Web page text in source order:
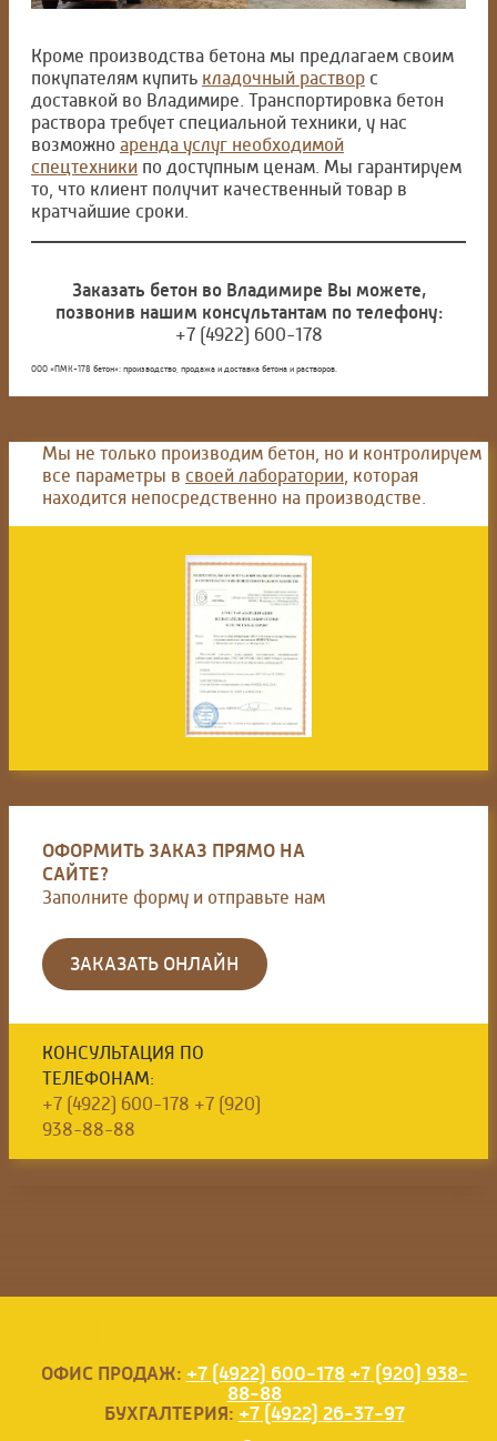
Кроме производства бетона мы предлагаем своим
покупателям купить кладочный раствор с
доставкой во Владимире. Транспортировка бетон
раствора требует специальной техники, у нас
возможно аренда услуг необходимой
спецтехники по доступным ценам. Мы гарантируем
то, что клиент получит качественный товар в
кратчайшие сроки.
Заказать бетон во Владимире Вы можете,
позвонив нашим консультантам по телефону:
+7 (4922) 600-178
ООО «ПМК-178 бетон»: производство, продажа и доставка бетона и растворов.
Мы не только производим бетон, но и контролируем
все параметры в своей лаборатории, которая
находится непосредственно на производстве.
ОФОРМИТЬ ЗАКАЗ ПРЯМО НА
САЙТЕ?
Заполните форму и отправьте нам
ЗАКАЗАТЬ ОНЛАЙН
КОНСУЛЬТАЦИЯ ПО
ТЕЛЕФОНАМ:
+7 (4922) 600-178 +7 (920)
938-88-88
ОФИС ПРОДАЖ: +7 (4922) 600-178 +7 (920) 938-
88-88
БУХГАЛТЕРИЯ: +7 (4922) 26-37-97